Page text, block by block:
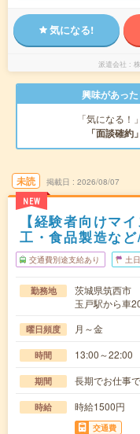
気になる!
派遣会社
興味があっ
「気になる
「面談確約」
未読
NEW
掲載日 2026/08/07
【経験者向けマ
工・食品製造な
交通費別途支給あり 土
勤務地
茨城県筑西市
玉戸駅から車
曜日頻度 月～金
時間 13:00～22:00
期間 長期でお仕事
時給 時給1500円
交通費